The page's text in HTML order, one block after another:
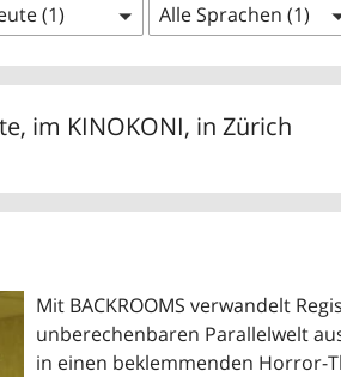
(1) Alle Sprachen (1)
im KINOKONI, in Zürich
Mit BACKROOMS verwandelt
unberechenbaren Parallelwelt
in einen beklemmenden Horror-